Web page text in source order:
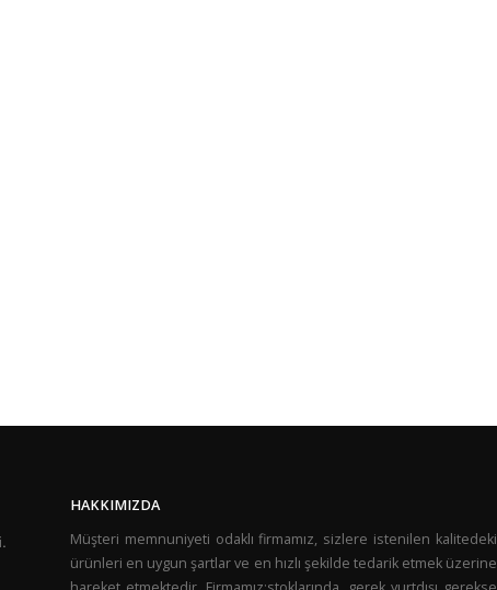
HAKKIMIZDA
Müşteri memnuniyeti odaklı firmamız, sizlere istenilen kalitedeki
ürünleri en uygun şartlar ve en hızlı şekilde tedarik etmek üzerine